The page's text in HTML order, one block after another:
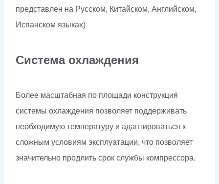
представлен на Русском, Китайском, Английском,
Испанском языках)
Система охлаждения
Более масштабная по площади конструкция
системы охлаждения позволяет поддерживать
необходимую температуру и адаптироваться к
сложным условиям эксплуатации, что позволяет
значительно продлить срок службы компрессора.